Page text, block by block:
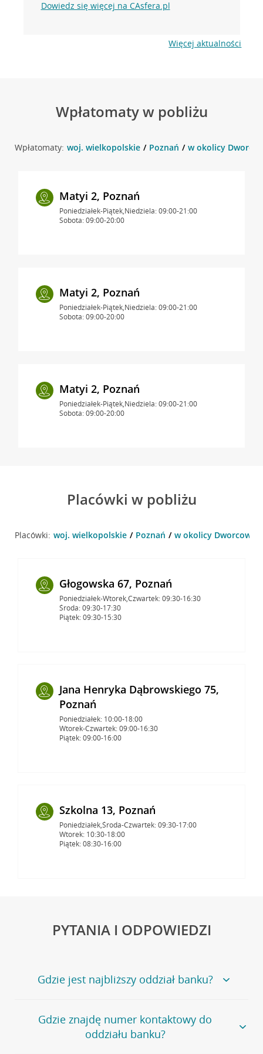
Dowiedz się więcej na CAsfera.pl
Więcej aktualności
Wpłatomaty w pobliżu
Wpłatomaty: woj. wielkopolskie Poznań w okolicy
Matyi 2, Poznań
Poniedziałek-Piątek,Niedziela: 09:00-21:00
Sobota: 09:00-20:00
Matyi 2, Poznań
Poniedziałek-Piątek,Niedziela: 09:00-21:00
Sobota: 09:00-20:00
Matyi 2, Poznań
Poniedziałek-Piątek,Niedziela: 09:00-21:00
Sobota: 09:00-20:00
Placówki w pobliżu
Placówki: woj. wielkopolskie Poznań w okolicy Dworcowa
Głogowska 67, Poznań
Poniedziałek-Wtorek,Czwartek: 09:30-16:30
Środa: 09:30-17:30
Piątek: 09:30-15:30
Jana Henryka Dąbrowskiego 75,
Poznań
Poniedziałek: 10:00-18:00
Wtorek-Czwartek: 09:00-16:30
Piątek: 09:00-16:00
Szkolna 13, Poznań
Poniedziałek,Środa-Czwartek: 09:30-17:00
Wtorek: 10:30-18:00
Piątek: 08:30-16:00
PYTANIA I ODPOWIEDZI
Gdzie jest najbliższy oddział banku?
Jeśli szukasz oddziału naszego banku, zapraszamy na
stronęPlacówki i bankomaty, na której znajduje się
wygodna wyszukiwarka.
Gdzie znajdę numer kontaktowy do
oddziału banku?